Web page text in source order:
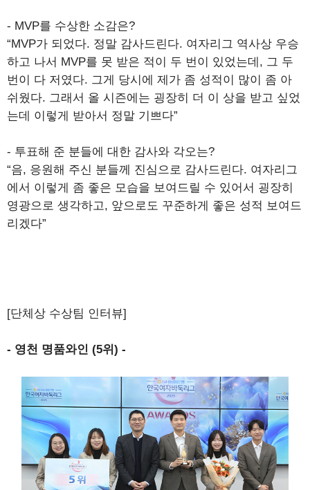
- MVP를 수상한 소감은?
“MVP가 되었다. 정말 감사드린다. 여자리그 역사상 우승
하고 나서 MVP를 못 받은 적이 두 번이 있었는데, 그 두
번이 다 저였다. 그게 당시에 제가 좀 성적이 많이 좀 아
쉬웠다. 그래서 올 시즌에는 굉장히 더 이 상을 받고 싶었
는데 이렇게 받아서 정말 기쁘다”
- 투표해 준 분들에 대한 감사와 각오는?
“음, 응원해 주신 분들께 진심으로 감사드린다. 여자리그
에서 이렇게 좀 좋은 모습을 보여드릴 수 있어서 굉장히
영광으로 생각하고, 앞으로도 꾸준하게 좋은 성적 보여드
리겠다”
[단체상 수상팀 인터뷰]
- 영천 명품와인 (5위) -